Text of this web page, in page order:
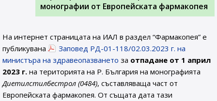
монографии от Европейската фармакопея
На интернет страницата на ИАЛ в раздел “Фармакопея” е
публикувана
Заповед РД-01-118/02.03.2023 г. на
министъра на здравеопазването за отпадане от 1 април
2023 г. на територията на Р. България на монографията
Диетилстилбестрол (0484), съставляваща част от
Европейската фармакопея. От същата дата тази